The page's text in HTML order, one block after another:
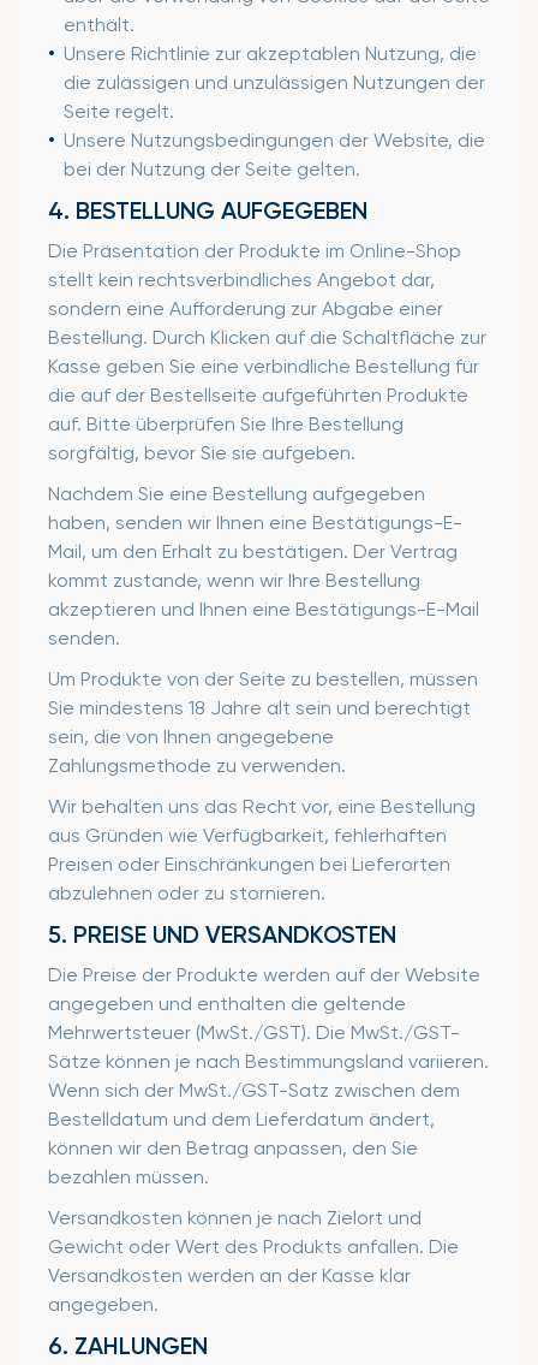
enthält.
Unsere Richtlinie zur akzeptablen Nutzung, die
die zulässigen und unzulässigen Nutzungen der
Seite regelt.
Unsere Nutzungsbedingungen der Website, die
bei der Nutzung der Seite gelten.
4. BESTELLUNG AUFGEGEBEN
Die Präsentation der Produkte im Online-Shop
stellt kein rechtsverbindliches Angebot dar,
sondern eine Aufforderung zur Abgabe einer
Bestellung. Durch Klicken auf die Schaltfläche zur
Kasse geben Sie eine verbindliche Bestellung für
die auf der Bestellseite aufgeführten Produkte
auf. Bitte überprüfen Sie Ihre Bestellung
sorgfältig, bevor Sie sie aufgeben.
Nachdem Sie eine Bestellung aufgegeben
haben, senden wir Ihnen eine Bestätigungs-E-
Mail, um den Erhalt zu bestätigen. Der Vertrag
kommt zustande, wenn wir Ihre Bestellung
akzeptieren und Ihnen eine Bestätigungs-E-Mail
senden.
Um Produkte von der Seite zu bestellen, müssen
Sie mindestens 18 Jahre alt sein und berechtigt
sein, die von Ihnen angegebene
Zahlungsmethode zu verwenden.
Wir behalten uns das Recht vor, eine Bestellung
aus Gründen wie Verfügbarkeit, fehlerhaften
Preisen oder Einschränkungen bei Lieferorten
abzulehnen oder zu stornieren.
5. PREISE UND VERSANDKOSTEN
Die Preise der Produkte werden auf der Website
angegeben und enthalten die geltende
Mehrwertsteuer (MwSt./GST). Die MwSt./GST-
Sätze können je nach Bestimmungsland variieren.
Wenn sich der MwSt./GST-Satz zwischen dem
Bestelldatum und dem Lieferdatum ändert,
können wir den Betrag anpassen, den Sie
bezahlen müssen.
Versandkosten können je nach Zielort und
Gewicht oder Wert des Produkts anfallen. Die
Versandkosten werden an der Kasse klar
angegeben.
6. ZAHLUNGEN